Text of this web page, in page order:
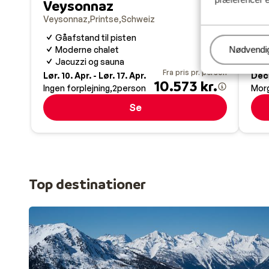
Veysonnaz
Veysonnaz Printse Schweiz
Gåafstand til pisten
Moderne chalet
Jacuzzi og sauna
Lør. 10. Apr. - Lør. 17. Apr.
Ingen forplejning 2person
Fra pris pr. person
10.573 kr.
Se
Top destinationer